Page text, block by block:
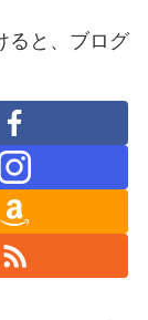
ると、ブログ